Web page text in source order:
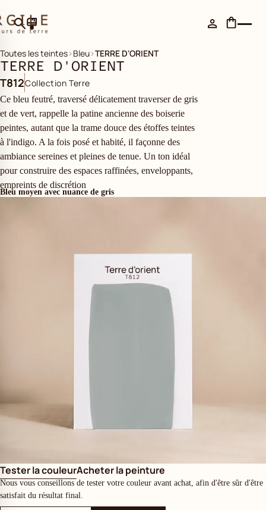
Toutes les teintes›Bleu›TERRE D'ORIENT
TERRE D'ORIENT
T812Collection Terre
Ce bleu feutré, traversé délicatement traverser de gris
et de vert, rappelle la patine ancienne des boiserie
peintes, autant que la trame douce des étoffes teintes
à l'indigo. A la fois posé et habité, il façonne des
ambiance sereines et pleines de tenue. Un ton idéal
pour construire des espaces raffinées, enveloppants,
empreints de discrétion
Bleu moyen avec nuance de gris
Tester la couleurAcheter la peinture
Nous vous conseillons de tester votre couleur avant achat, afin d'être sûr d'être
satisfait du résultat final.